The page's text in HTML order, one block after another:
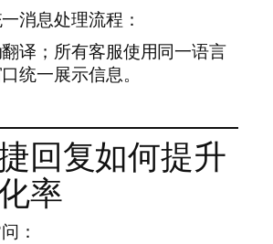
消息处理流程：
译；所有客服使用同一语言
统一展示信息。
回复如何提升
率
：